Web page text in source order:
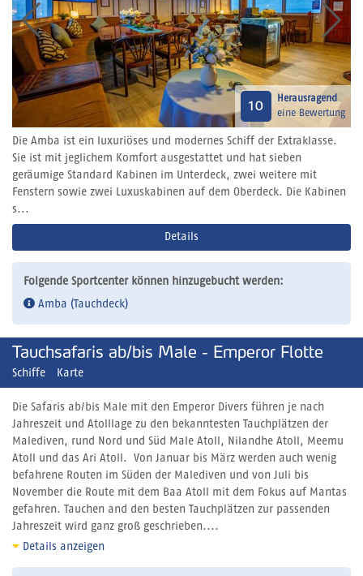
10
Herausragend
eine Bewertung
Die Amba ist ein luxuriöses und modernes Schiff der Extraklasse.
Sie ist mit jeglichem Komfort ausgestattet und hat sieben
geräumige Standard Kabinen im Unterdeck, zwei weitere mit
Fenstern sowie zwei Luxuskabinen auf dem Oberdeck. Die Kabinen
s...
Details
Folgende Sportcenter können hinzugebucht werden:
Amba (Tauchdeck)
Tauchsafaris ab/bis Male - Emperor Flotte
Schiffe Karte
Die Safaris ab/bis Male mit den Emperor Divers führen je nach
Jahreszeit und Atolllage zu den bekanntesten Tauchplätzen der
Malediven, rund Nord und Süd Male Atoll, Nilandhe Atoll, Meemu
Atoll und das Ari Atoll. Von Januar bis März werden auch wenig
befahrene Routen im Süden der Malediven und von Juli bis
November die Route mit dem Baa Atoll mit dem Fokus auf Mantas
gefahren. Tauchen and den besten Tauchplätzen zur passenden
Jahreszeit wird ganz groß geschrieben....
Details anzeigen